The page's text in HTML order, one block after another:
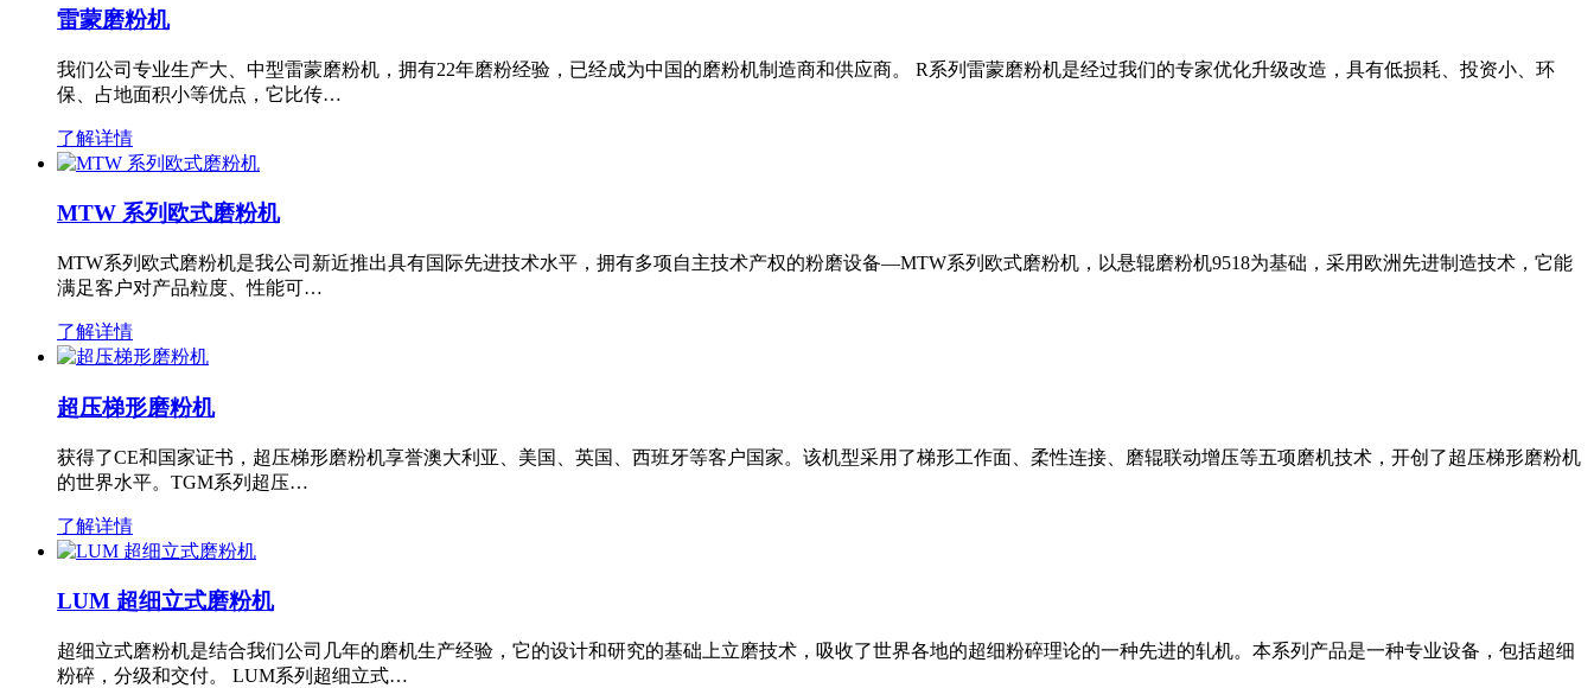
雷蒙磨粉机
我们公司专业生产大、中型雷蒙磨粉机，拥有22年磨粉经验，已经成为中国的磨粉机制造商和供应商。 R系列雷蒙磨粉机是经过我们的专家优化升级改造，具有低损耗、投资小、环
保、占地面积小等优点，它比传…
了解详情
MTW 系列欧式磨粉机
MTW系列欧式磨粉机是我公司新近推出具有国际先进技术水平，拥有多项自主技术产权的粉磨设备—MTW系列欧式磨粉机，以悬辊磨粉机9518为基础，采用欧洲先进制造技术，它能
满足客户对产品粒度、性能可…
了解详情
超压梯形磨粉机
获得了CE和国家证书，超压梯形磨粉机享誉澳大利亚、美国、英国、西班牙等客户国家。该机型采用了梯形工作面、柔性连接、磨辊联动增压等五项磨机技术，开创了超压梯形磨粉机
的世界水平。TGM系列超压…
了解详情
LUM 超细立式磨粉机
超细立式磨粉机是结合我们公司几年的磨机生产经验，它的设计和研究的基础上立磨技术，吸收了世界各地的超细粉碎理论的一种先进的轧机。本系列产品是一种专业设备，包括超细
粉碎，分级和交付。 LUM系列超细立式…